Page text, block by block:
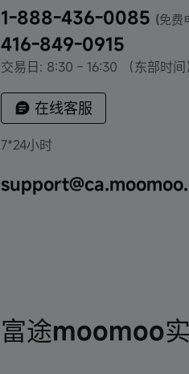
1-888-436-0085 (免费
416-849-0915
交易日: 8:30 - 16:30 （东部时间）
在线客服
7*24小时
富途moomoo